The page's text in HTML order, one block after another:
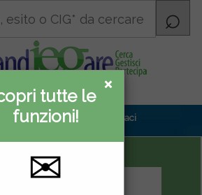
×
privacy
×
tutte le
funzioni!
✉
Contenuti Contattaci